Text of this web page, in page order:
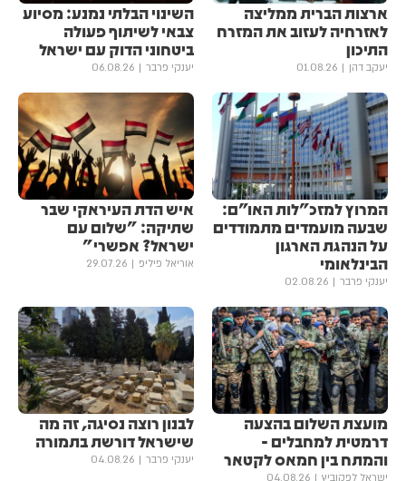
ארצות הברית ממליצה
לאזרחיה לעזוב את המזרח
התיכון
יעקב דהן 01.08.26
השינוי הבלתי נמנע: מסיוע
צבאי לשיתוף פעולה
ביטחוני הדוק עם ישראל
יענקי פרבר 06.08.26
המרוץ למזכ"לות האו"ם:
שבעה מועמדים מתמודדים
על הנהגת הארגון
הבינלאומי
יענקי פרבר 02.08.26
איש הדת העיראקי שבר
שתיקה: "שלום עם
ישראל? אפשרי"
אוריאל פיליפ 29.07.26
מועצת השלום בהצעה
דרמטית למחבלים -
והמתח בין חמאס לקטאר
ישראל לפקוביץ 04.08.26
לבנון רוצה נסיגה, זה מה
שישראל דורשת בתמורה
יענקי פרבר 04.08.26